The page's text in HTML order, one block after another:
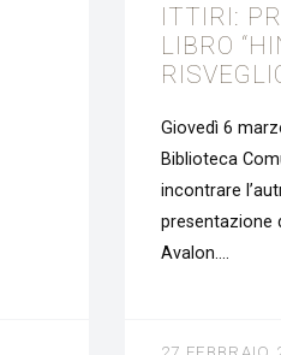
ITTIRI:
LIBRO
Giovedì 6
Biblioteca
incontrare
presentazione
Avalon….